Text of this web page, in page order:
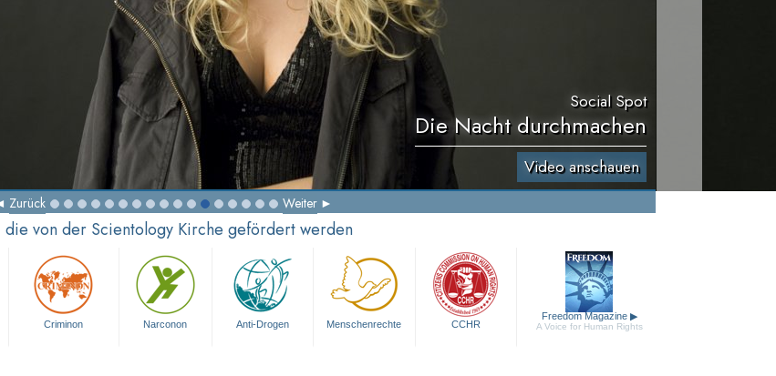
Social Spot
Die Nacht durchmachen
Video anschauen
Zurück Weiter
die von der Scientology Kirche gefördert werden
Criminon Narconon Anti-Drogen Menschenrechte CCHR
Freedom Magazine ▶
A Voice for Human Rights